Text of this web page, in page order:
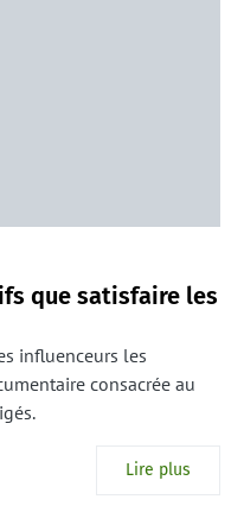
que satisfaire les
influenceurs les
consacrée au
Lire plus